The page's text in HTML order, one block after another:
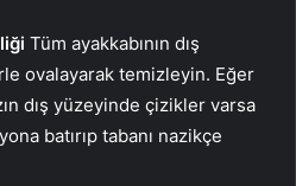
Tüm ayakkabının dış
ovalayarak temizleyin. Eğer
dış yüzeyinde çizikler varsa
batırıp tabanı nazikçe